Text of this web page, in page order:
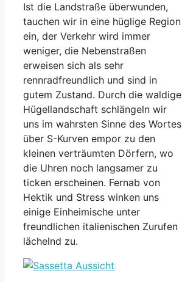
Ist die Landstraße überwunden,
tauchen wir in eine hüglige Region
ein, der Verkehr wird immer
weniger, die Nebenstraßen
erweisen sich als sehr
rennradfreundlich und sind in
gutem Zustand. Durch die waldige
Hügellandschaft schlängeln wir
uns im wahrsten Sinne des Wortes
über S-Kurven empor zu den
kleinen verträumten Dörfern, wo
die Uhren noch langsamer zu
ticken erscheinen. Fernab von
Hektik und Stress winken uns
einige Einheimische unter
freundlichen italienischen Zurufen
lächelnd zu.